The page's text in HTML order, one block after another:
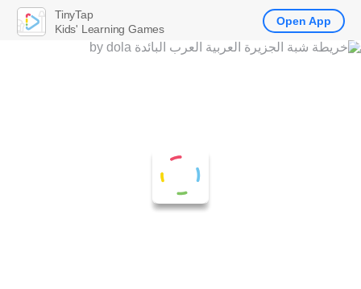
TinyTap
Kids' Learning Games
Open App